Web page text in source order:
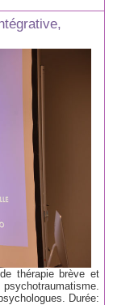
thérapie brève et
Durée: